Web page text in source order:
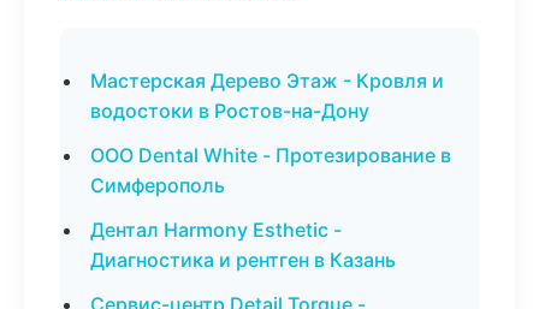
Мастерская Дерево Этаж - Кровля и
водостоки в Ростов-на-Дону
ООО Dental White - Протезирование в
Симферополь
Дентал Harmony Esthetic -
Диагностика и рентген в Казань
Сервис-центр Detail Torque -